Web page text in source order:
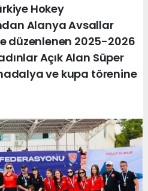
Hokey
Alanya Avsallar
düzenlenen 2025-2026
Açık Alan Süper
ve kupa törenine